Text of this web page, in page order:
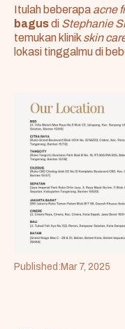
Itulah beberapa acne
bagusdi Stephanie
temukan klinik skin
lokasi tinggalmu di
Published: Mar 7, 2025